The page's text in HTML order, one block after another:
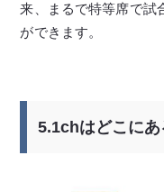
来、まるで特等席で試
ができます。
5.1chはどこにあ